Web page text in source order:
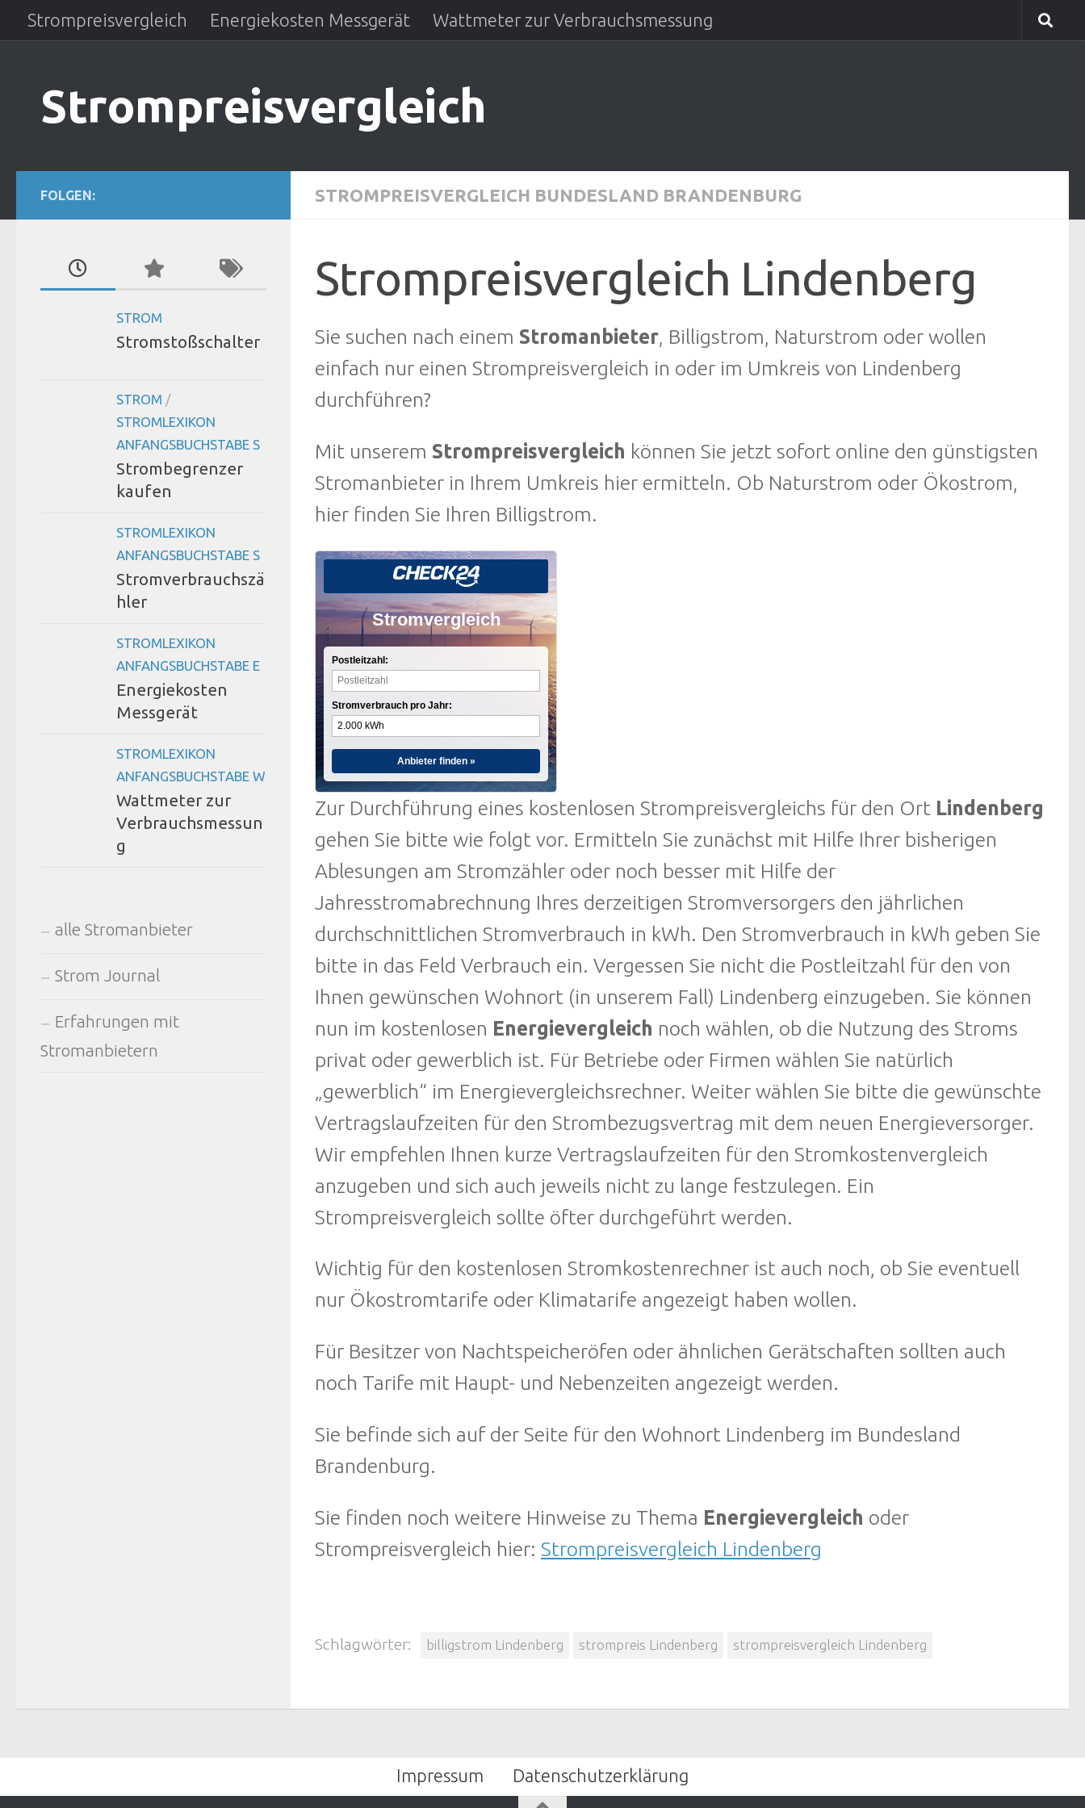
Zum Inhalt springen
Strompreisvergleich Energiekosten Messgerät Wattmeter zur Verbrauchsmessung
Strompreisvergleich
STROMPREISVERGLEICH BUNDESLAND BRANDENBURG
Strompreisvergleich Lindenberg
Sie suchen nach einem Stromanbieter, Billigstrom, Naturstrom oder wollen
einfach nur einen Strompreisvergleich in oder im Umkreis von Lindenberg
durchführen?
Mit unserem Strompreisvergleich können Sie jetzt sofort online den günstigsten
Stromanbieter in Ihrem Umkreis hier ermitteln. Ob Naturstrom oder Ökostrom,
hier finden Sie Ihren Billigstrom.
Stromvergleich
Postleitzahl:
Stromverbrauch pro Jahr:
Anbieter finden »
Zur Durchführung eines kostenlosen Strompreisvergleichs für den Ort Lindenberg
gehen Sie bitte wie folgt vor. Ermitteln Sie zunächst mit Hilfe Ihrer bisherigen
Ablesungen am Stromzähler oder noch besser mit Hilfe der
Jahresstromabrechnung Ihres derzeitigen Stromversorgers den jährlichen
durchschnittlichen Stromverbrauch in kWh. Den Stromverbrauch in kWh geben Sie
bitte in das Feld Verbrauch ein. Vergessen Sie nicht die Postleitzahl für den von
Ihnen gewünschen Wohnort (in unserem Fall) Lindenberg einzugeben. Sie können
nun im kostenlosen Energievergleich noch wählen, ob die Nutzung des Stroms
privat oder gewerblich ist. Für Betriebe oder Firmen wählen Sie natürlich
„gewerblich“ im Energievergleichsrechner. Weiter wählen Sie bitte die gewünschte
Vertragslaufzeiten für den Strombezugsvertrag mit dem neuen Energieversorger.
Wir empfehlen Ihnen kurze Vertragslaufzeiten für den Stromkostenvergleich
anzugeben und sich auch jeweils nicht zu lange festzulegen. Ein
Strompreisvergleich sollte öfter durchgeführt werden.
Wichtig für den kostenlosen Stromkostenrechner ist auch noch, ob Sie eventuell
nur Ökostromtarife oder Klimatarife angezeigt haben wollen.
Für Besitzer von Nachtspeicheröfen oder ähnlichen Gerätschaften sollten auch
noch Tarife mit Haupt- und Nebenzeiten angezeigt werden.
Sie befinde sich auf der Seite für den Wohnort Lindenberg im Bundesland
Brandenburg.
Sie finden noch weitere Hinweise zu Thema Energievergleich oder
Strompreisvergleich hier: Strompreisvergleich Lindenberg
Schlagwörter: billigstrom Lindenberg strompreis Lindenberg strompreisvergleich Lindenberg
FOLGEN:
STROM
Stromstoßschalter
STROM /
STROMLEXIKON
ANFANGSBUCHSTABE S
Strombegrenzer
kaufen
STROMLEXIKON
ANFANGSBUCHSTABE S
Stromverbrauchszä
hler
STROMLEXIKON
ANFANGSBUCHSTABE E
Energiekosten
Messgerät
STROMLEXIKON
ANFANGSBUCHSTABE W
Wattmeter zur
Verbrauchsmessun
g
alle Stromanbieter
Strom Journal
Erfahrungen mit
Stromanbietern
Impressum Datenschutzerklärung